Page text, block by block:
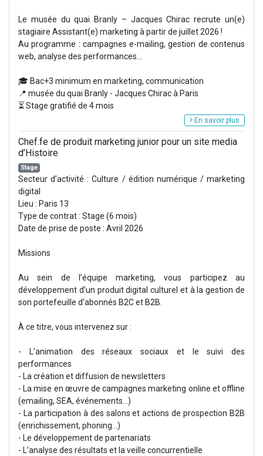
Le musée du quai Branly – Jacques Chirac recrute un(e)
stagiaire Assistant(e) marketing à partir de juillet 2026 !
Au programme : campagnes e-mailing, gestion de contenus
web, analyse des performances...
🎓 Bac+3 minimum en marketing, communication
📍 musée du quai Branly - Jacques Chirac à Paris
⏳ Stage gratifié de 4 mois
En savoir plus
Chef.fe de produit marketing junior pour un site media
d’Histoire
Stage
Secteur d’activité : Culture / édition numérique / marketing
digital
Lieu : Paris 13
Type de contrat : Stage (6 mois)
Date de prise de poste : Avril 2026
Missions
Au sein de l’équipe marketing, vous participez au
développement d’un produit digital culturel et à la gestion de
son portefeuille d’abonnés B2C et B2B.
À ce titre, vous intervenez sur :
- L’animation des réseaux sociaux et le suivi des
performances
- La création et diffusion de newsletters
- La mise en œuvre de campagnes marketing online et offline
(emailing, SEA, événements…)
- La participation à des salons et actions de prospection B2B
(enrichissement, phoning...)
- Le développement de partenariats
- L’analyse des résultats et la veille concurrentielle